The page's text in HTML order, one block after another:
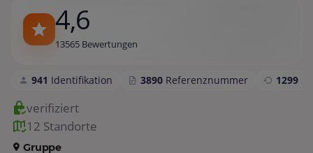
4,6
13565 Bewertungen
941 Identifikation 3890 Referenznummer 1299
verifiziert
12 Standorte
Gruppe